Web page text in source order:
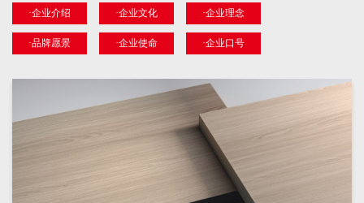
·企业介绍 ·企业文化 ·企业理念
·品牌愿景 ·企业使命 ·企业口号